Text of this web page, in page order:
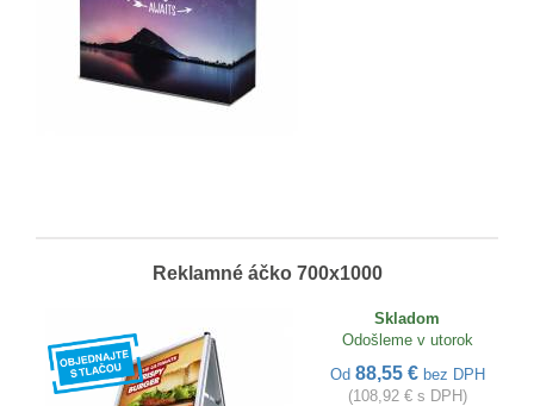
Reklamné áčko 700x1000
Skladom
Odošleme v utorok
Od 88,55 € bez DPH
(108,92 € s DPH)